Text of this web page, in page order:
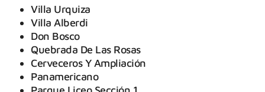
Villa Urquiza
Villa Alberdi
Don Bosco
Quebrada De Las Rosas
Cerveceros Y Ampliación
Panamericano